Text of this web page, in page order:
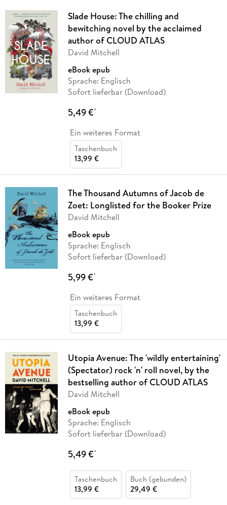
Slade House: The chilling and
bewitching novel by the acclaimed
author of CLOUD ATLAS
David Mitchell
eBook epub
Sprache: Englisch
Sofort lieferbar (Download)
5,49 €*
Ein weiteres Format
Taschenbuch
13,99 €
The Thousand Autumns of Jacob de
Zoet: Longlisted for the Booker Prize
David Mitchell
eBook epub
Sprache: Englisch
Sofort lieferbar (Download)
5,99 €*
Ein weiteres Format
Taschenbuch
13,99 €
Utopia Avenue: The 'wildly entertaining'
(Spectator) rock 'n' roll novel, by the
bestselling author of CLOUD ATLAS
David Mitchell
eBook epub
Sprache: Englisch
Sofort lieferbar (Download)
5,49 €*
Taschenbuch
13,99 €
Buch (gebunden)
29,49 €